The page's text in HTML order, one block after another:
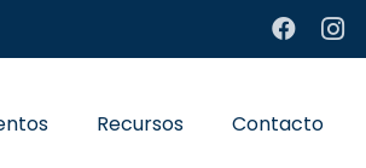
Recursos Contacto